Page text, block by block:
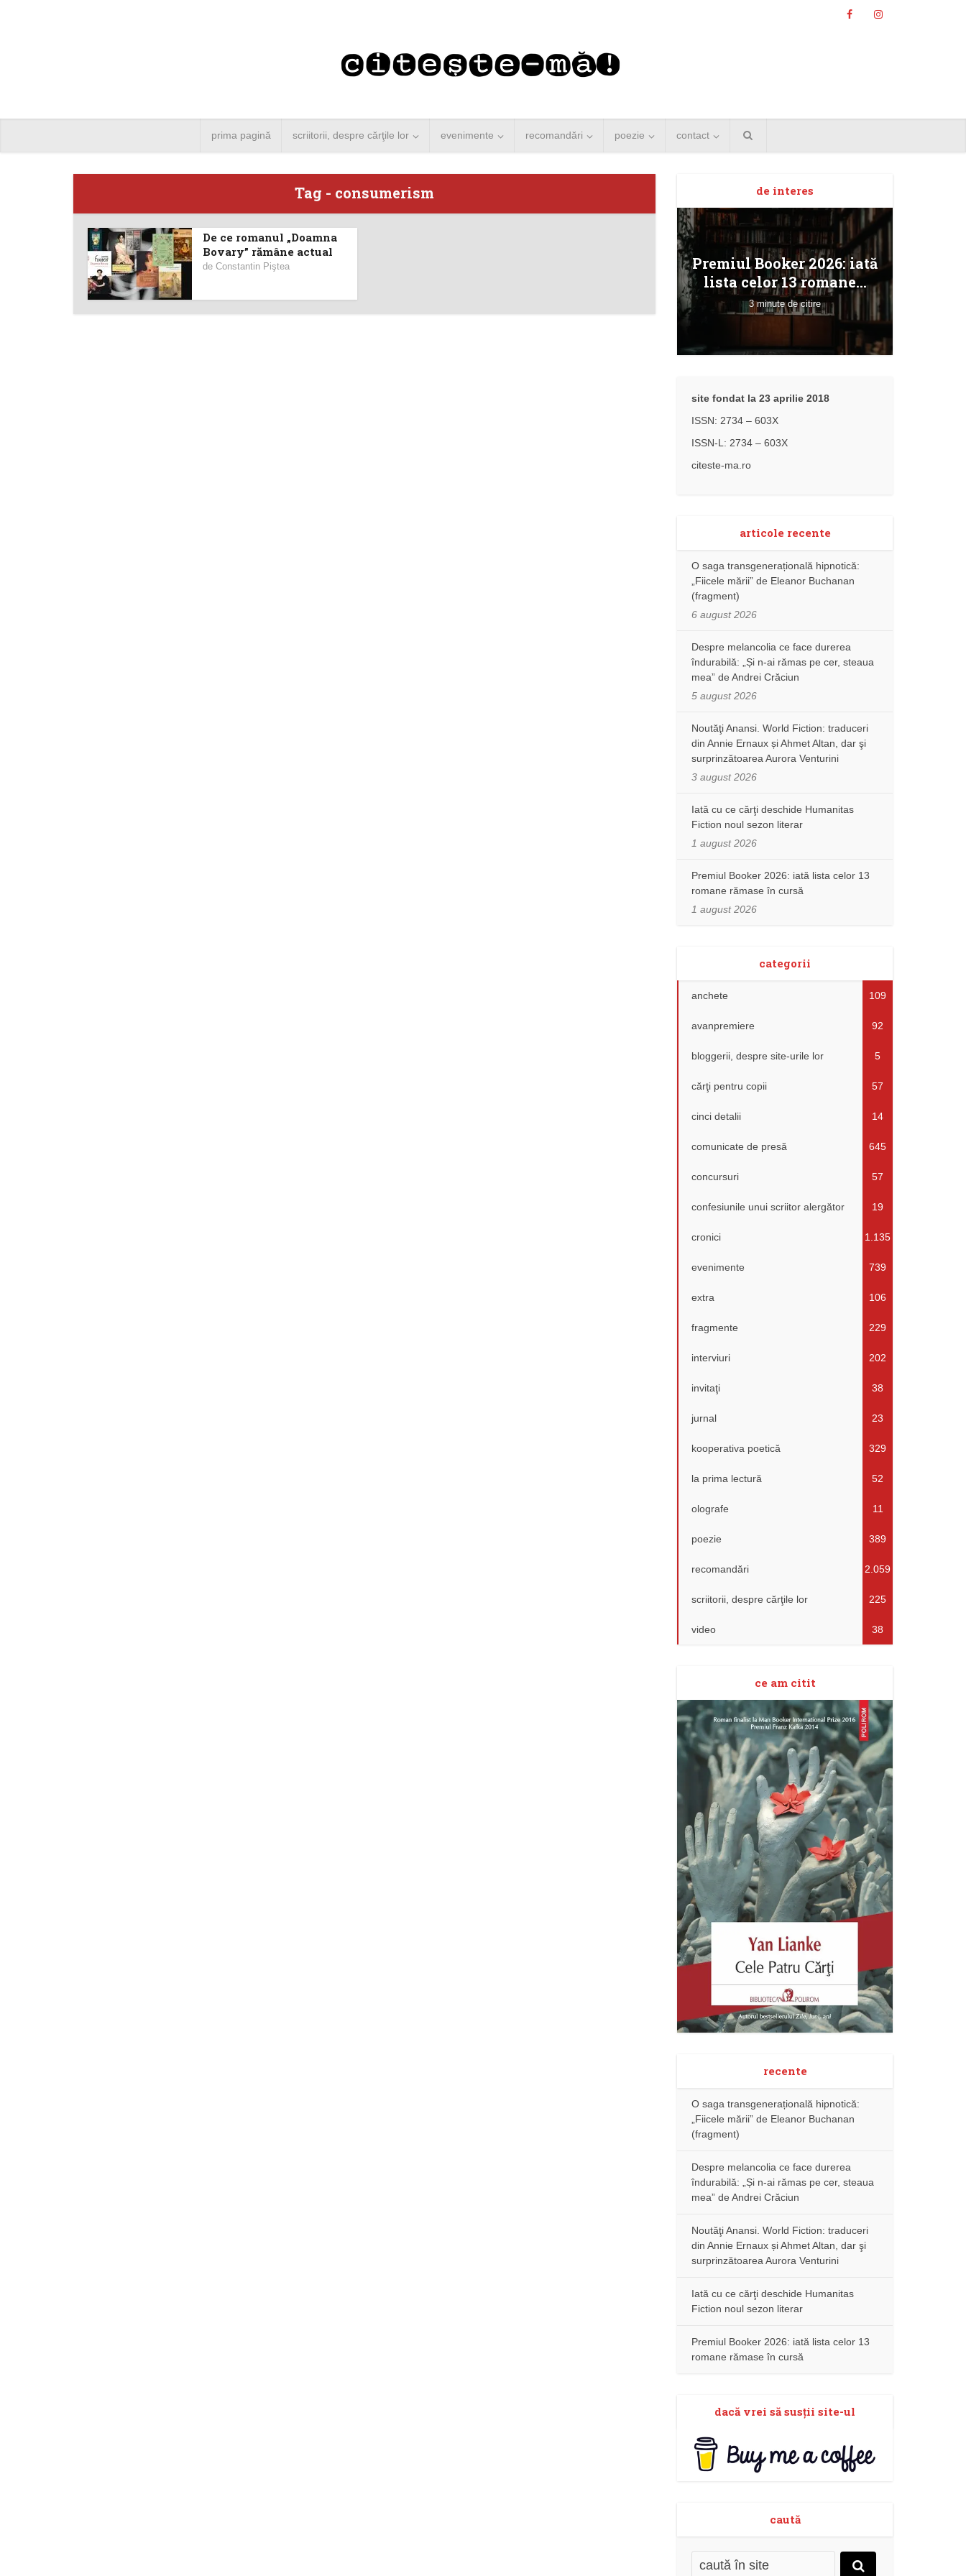
prima pagină scriitorii, despre cărţile lor evenimente recomandări poezie contact
Tag - consumerism
De ce romanul „Doamna
Bovary” rămâne actual
de Constantin Piştea
de interes
Angela Merkel vine la
București. Lansare de
Premiul Booker 2026: iată
lista celor 13 romane...
3 minute de citire
site fondat la 23 aprilie 2018
ISSN: 2734 – 603X
ISSN-L: 2734 – 603X
citeste-ma.ro
articole recente
O saga transgenerațională hipnotică:
„Fiicele mării” de Eleanor Buchanan
(fragment)
6 august 2026
Despre melancolia ce face durerea
îndurabilă: „Și n-ai rămas pe cer, steaua
mea” de Andrei Crăciun
5 august 2026
Noutăţi Anansi. World Fiction: traduceri
din Annie Ernaux și Ahmet Altan, dar şi
surprinzătoarea Aurora Venturini
3 august 2026
Iată cu ce cărţi deschide Humanitas
Fiction noul sezon literar
1 august 2026
Premiul Booker 2026: iată lista celor 13
romane rămase în cursă
1 august 2026
categorii
anchete 109
avanpremiere 92
bloggerii, despre site-urile lor 5
cărţi pentru copii 57
cinci detalii 14
comunicate de presă 645
concursuri 57
confesiunile unui scriitor alergător 19
cronici 1.135
evenimente 739
extra 106
fragmente 229
interviuri 202
invitaţi 38
jurnal 23
kooperativa poetică 329
la prima lectură 52
olografe 11
poezie 389
recomandări 2.059
scriitorii, despre cărţile lor 225
video 38
ce am citit
recente
O saga transgenerațională hipnotică:
„Fiicele mării” de Eleanor Buchanan
(fragment)
Despre melancolia ce face durerea
îndurabilă: „Și n-ai rămas pe cer, steaua
mea” de Andrei Crăciun
Noutăţi Anansi. World Fiction: traduceri
din Annie Ernaux și Ahmet Altan, dar şi
surprinzătoarea Aurora Venturini
Iată cu ce cărţi deschide Humanitas
Fiction noul sezon literar
Premiul Booker 2026: iată lista celor 13
romane rămase în cursă
dacă vrei să susţii site-ul
caută